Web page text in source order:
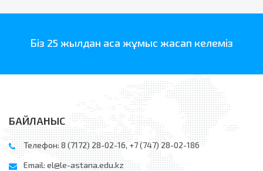
Біз 25 жылдан аса жұмыс жасап келеміз
БАЙЛАНЫС
Телефон: 8 (7172) 28-02-16, +7 (747) 28-02-186
Email: el@le-astana.edu.kz